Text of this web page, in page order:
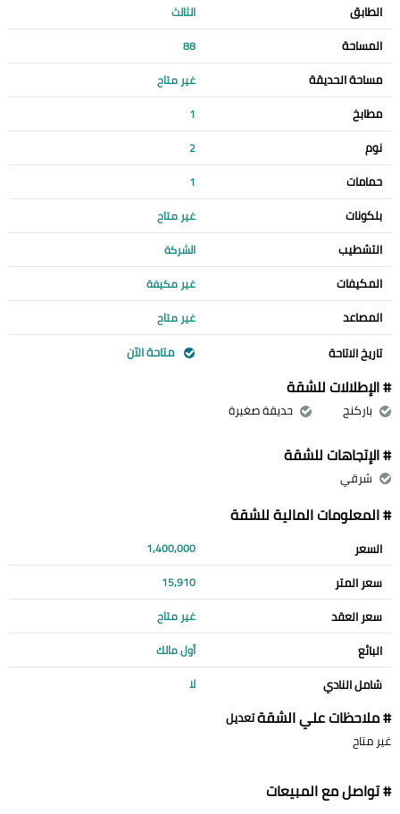
الطابق الثالث
المساحة 88
مساحة الحديقة غير متاح
مطابخ 1
نوم 2
حمامات 1
بلكونات غير متاح
التشطيب الشركة
المكيفات غير مكيفة
المصاعد غير متاح
تاريخ الاتاحة متاحة الآن
# الإطلالات للشقة
باركنج حديقة صغيرة
# الإتجاهات للشقة
شرقي
# المعلومات المالية للشقة
السعر 1,400,000
سعر المتر 15,910
سعر العقد غير متاح
البائع أول مالك
شامل النادي لا
# ملاحظات علي الشقةتعديل
غير متاح
# تواصل مع المبيعات